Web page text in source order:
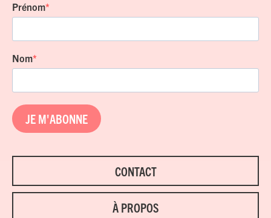
Prénom
Nom
JE M'ABONNE
CONTACT
À PROPOS